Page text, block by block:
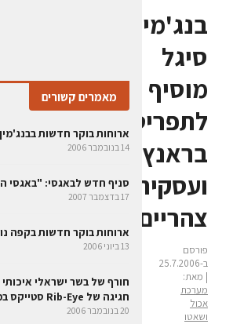
בנג'מין
סיגל
מוסיף
לתפריט
בראנץ'
ועסקית
צהריים
פורסם
ב-25.7.2006
| מאת:
מערכת
אכול
ושאטו
מאמרים קשורים
ארוחות בוקר חדשות
14 בנובמבר 2006
סניף חדש לבאגסי: "באגסי
17 בדצמבר 2007
ארוחות בוקר חדשות בקפה
13 ביוני 2006
חורף של בשר ישראלי איכותי
חגיגה של Rib-Eye סטייקס במשקל 450 גרם
20 בנובמבר 2006